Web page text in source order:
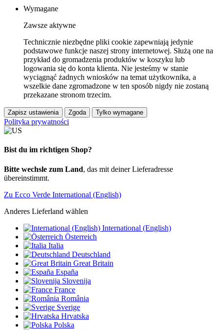
Wymagane
Zawsze aktywne
Technicznie niezbędne pliki cookie zapewniają jedynie
podstawowe funkcje naszej strony internetowej. Służą one na
przykład do gromadzenia produktów w koszyku lub
logowania się do konta klienta. Nie jesteśmy w stanie
wyciągnąć żadnych wniosków na temat użytkownika, a
wszelkie dane zgromadzone w ten sposób nigdy nie zostaną
przekazane stronom trzecim.
Zapisz ustawienia Zgoda Tylko wymagane
Polityka prywatności
Bist du im richtigen Shop?
Bitte wechsle zum Land, das mit deiner Lieferadresse
übereinstimmt.
Zu Ecco Verde International (English)
Anderes Lieferland wählen
International (English)
Österreich
Italia
Deutschland
Great Britain
España
Slovenija
France
România
Sverige
Hrvatska
Polska